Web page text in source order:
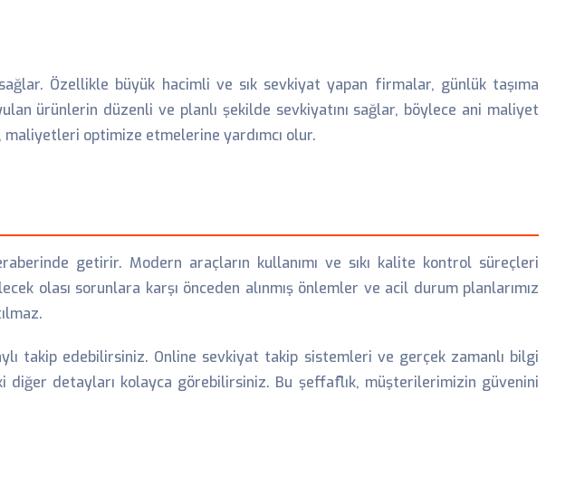
Özellikle büyük hacimli ve sık sevkiyat yapan firmalar, günlük taşıma
ürünlerin düzenli ve planlı şekilde sevkiyatını sağlar, böylece ani maliyet
optimize etmelerine yardımcı olur.
getirir. Modern araçların kullanımı ve sıkı kalite kontrol süreçleri
olası sorunlara karşı önceden alınmış önlemler ve acil durum planlarımız
takip edebilirsiniz. Online sevkiyat takip sistemleri ve gerçek zamanlı bilgi
diğer detayları kolayca görebilirsiniz. Bu şeffaflık, müşterilerimizin güvenini